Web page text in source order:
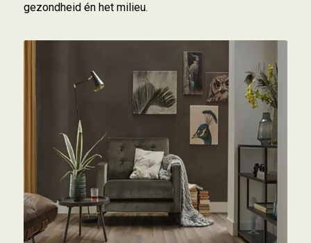
gezondheid én het milieu.